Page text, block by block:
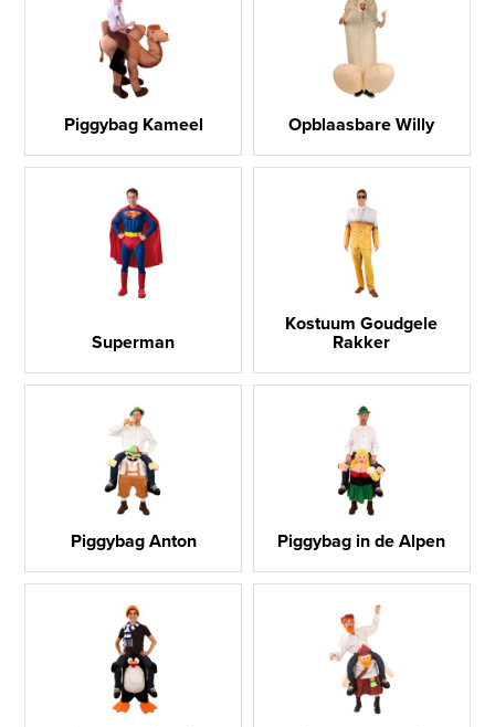
Piggybag Kameel Opblaasbare Willy
Superman
Kostuum Goudgele
Rakker
Piggybag Anton Piggybag in de Alpen